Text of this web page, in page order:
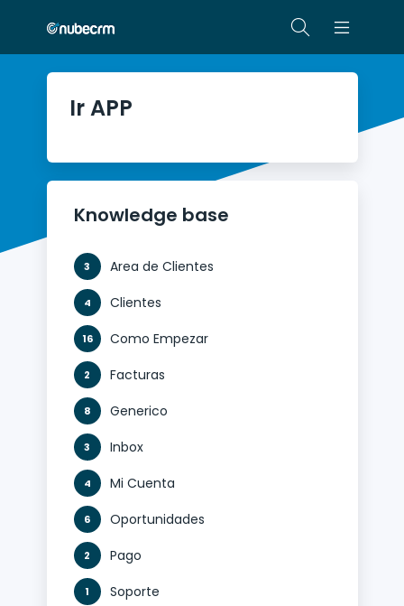
Ir APP
Knowledge base
Area de Clientes
3
Clientes
4
Como Empezar
16
Facturas
2
Generico
8
Inbox
3
Mi Cuenta
4
Oportunidades
6
Pago
2
Soporte
1